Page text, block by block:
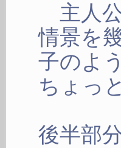
主人
情景を
子のよ
ちょっ
後半部